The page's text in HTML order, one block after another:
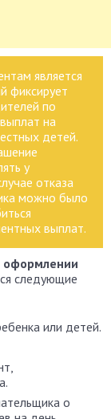
является
фиксирует
по
на
детей.
у
отказа
можно было
выплат.
оформлении
следующие
или детей.
о